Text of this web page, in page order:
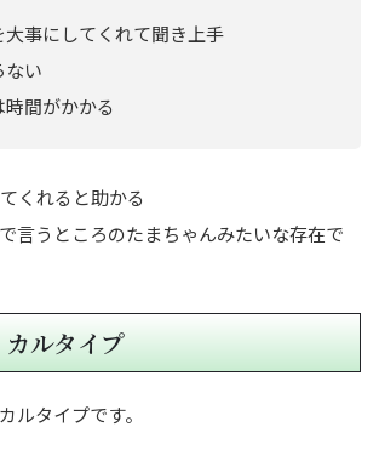
大事にしてくれて聞き上手
ない
時間がかかる
くれると助かる
言うところのたまちゃんみたいな存在で
ルタイプ
ルタイプです。